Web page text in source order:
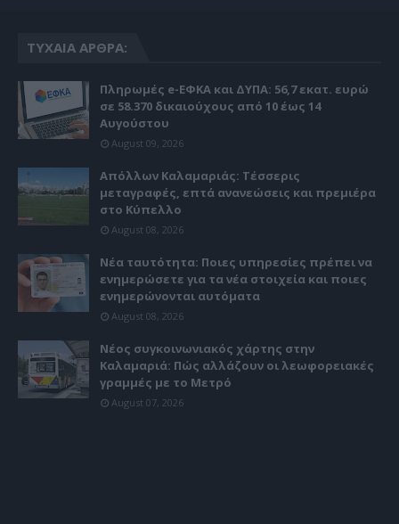
ΤΥΧΑΊΑ ΆΡΘΡΑ:
Πληρωμές e-ΕΦΚΑ και ΔΥΠΑ: 56,7 εκατ. ευρώ
σε 58.370 δικαιούχους από 10 έως 14
Αυγούστου
August 09, 2026
Απόλλων Καλαμαριάς: Τέσσερις
μεταγραφές, επτά ανανεώσεις και πρεμιέρα
στο Κύπελλο
August 08, 2026
Νέα ταυτότητα: Ποιες υπηρεσίες πρέπει να
ενημερώσετε για τα νέα στοιχεία και ποιες
ενημερώνονται αυτόματα
August 08, 2026
Νέος συγκοινωνιακός χάρτης στην
Καλαμαριά: Πώς αλλάζουν οι λεωφορειακές
γραμμές με το Μετρό
August 07, 2026